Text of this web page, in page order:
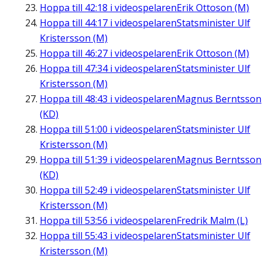
Hoppa till 42:18 i videospelarenErik Ottoson (M)
Hoppa till 44:17 i videospelarenStatsminister Ulf
Kristersson (M)
Hoppa till 46:27 i videospelarenErik Ottoson (M)
Hoppa till 47:34i videospelarenStatsminister Ulf
Kristersson (M)
Hoppa till 48:43 i videospelarenMagnus Berntsson
(KD)
Hoppa till 51:00 i videospelarenStatsminister Ulf
Kristersson (M)
Hoppa till 51:39 i videospelarenMagnus Berntsson
(KD)
Hoppa till 52:49 i videospelarenStatsminister Ulf
Kristersson (M)
Hoppa till 53:56 i videospelarenFredrik Malm (L)
Hoppa till 55:43 i videospelarenStatsminister Ulf
Kristersson (M)